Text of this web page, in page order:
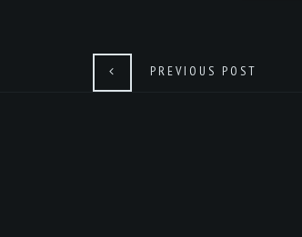
PREVIOUS POST